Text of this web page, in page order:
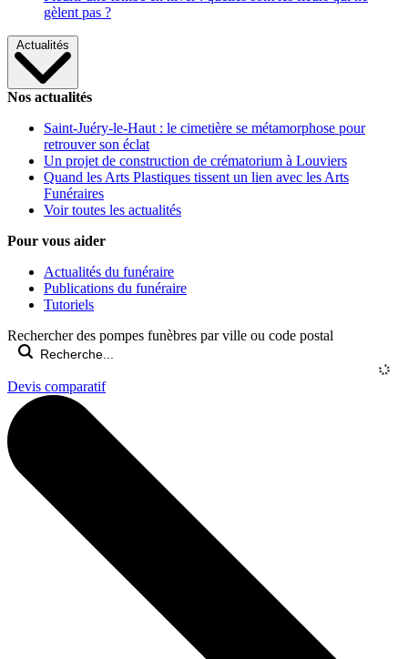
gèlent pas ?
Actualités
Nos actualités
Saint-Juéry-le-Haut : le cimetière se métamorphose pour
retrouver son éclat
Un projet de construction de crématorium à Louviers
Quand les Arts Plastiques tissent un lien avec les Arts
Funéraires
Voir toutes les actualités
Pour vous aider
Actualités du funéraire
Publications du funéraire
Tutoriels
Rechercher des pompes funèbres par ville ou code postal
Devis comparatif